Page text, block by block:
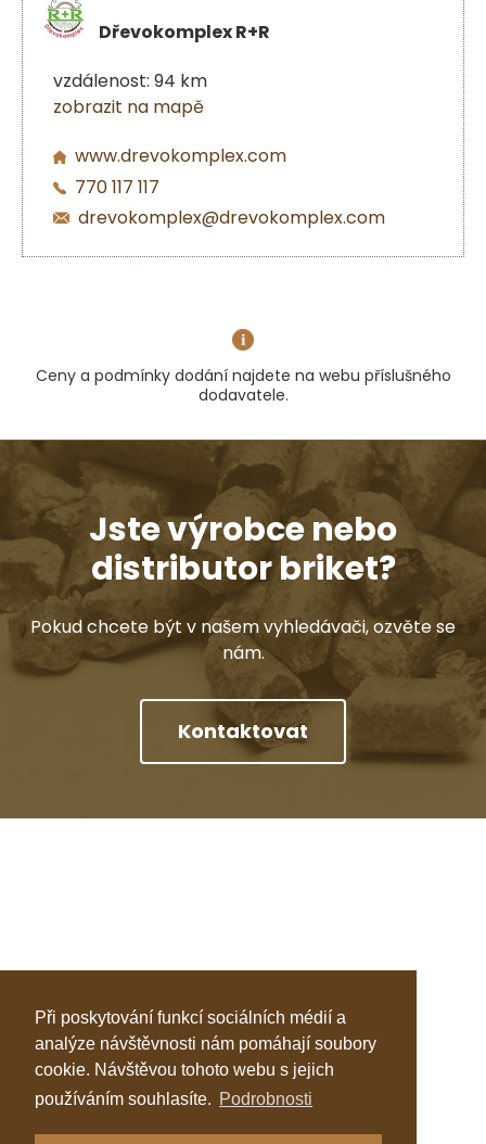
Při poskytování funkcí sociálních médií a
analýze návštěvnosti nám pomáhají soubory
cookie. Návštěvou tohoto webu s jejich
používáním souhlasíte. Podrobnosti
Dřevokomplex R+R
vzdálenost: 94 km
zobrazit na mapě
www.drevokomplex.com
770 117 117
drevokomplex@drevokomplex.com
Ceny a podmínky dodání najdete na webu příslušného
dodavatele.
Jste výrobce nebo
distributor briket?
Pokud chcete být v našem vyhledávači, ozvěte se
nám.
Kontaktovat
Klastr Česká peleta